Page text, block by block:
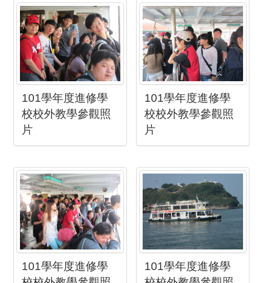
101學年度進修學
校校外教學參觀照
片
101學年度進修學
校校外教學參觀照
片
101學年度進修學
101學年度進修學